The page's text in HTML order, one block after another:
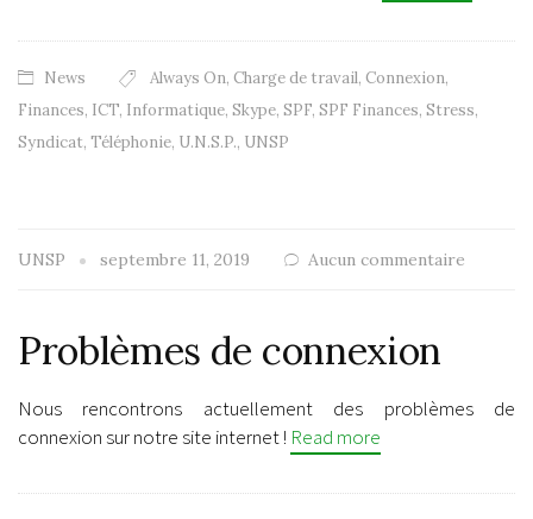
News Always On, Charge de travail, Connexion,
Finances, ICT, Informatique, Skype, SPF, SPF Finances, Stress,
Syndicat, Téléphonie, U.N.S.P., UNSP
UNSP septembre 11, 2019 Aucun commentaire
Problèmes de connexion
Nous rencontrons actuellement des problèmes de
connexion sur notre site internet ! Read more